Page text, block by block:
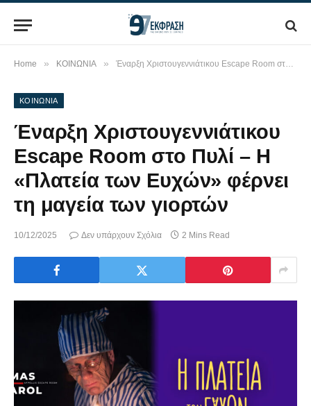
Home » ΚΟΙΝΩΝΙΑ » Έναρξη Χριστουγεννιάτικου Escape Room στο Πυλί – Η «Πλατεία των Ευχών» φέρνει τη μαγεία των γιορτών
ΚΟΙΝΩΝΙΑ
Έναρξη Χριστουγεννιάτικου
Escape Room στο Πυλί – Η
«Πλατεία των Ευχών» φέρνει
τη μαγεία των γιορτών
10/12/2025 Δεν υπάρχουν Σχόλια 2 Mins Read